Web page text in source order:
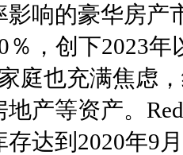
影响的豪华房产
％，创下2023
庭也充满焦虑
地产等资产。
达到2020年9